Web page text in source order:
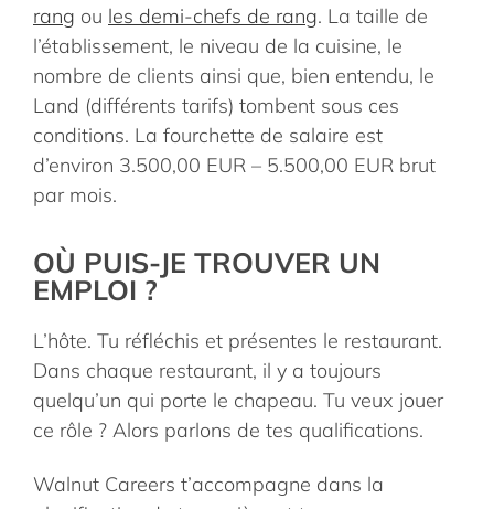
rang ou les demi-chefs de rang. La taille de
l’établissement, le niveau de la cuisine, le
nombre de clients ainsi que, bien entendu, le
Land (différents tarifs) tombent sous ces
conditions. La fourchette de salaire est
d’environ 3.500,00 EUR – 5.500,00 EUR brut
par mois.
OÙ PUIS-JE TROUVER UN
EMPLOI ?
L’hôte. Tu réfléchis et présentes le restaurant.
Dans chaque restaurant, il y a toujours
quelqu’un qui porte le chapeau. Tu veux jouer
ce rôle ? Alors parlons de tes qualifications.
Walnut Careers t’accompagne dans la